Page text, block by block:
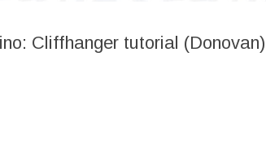
Cliffhanger tutorial (Donovan)